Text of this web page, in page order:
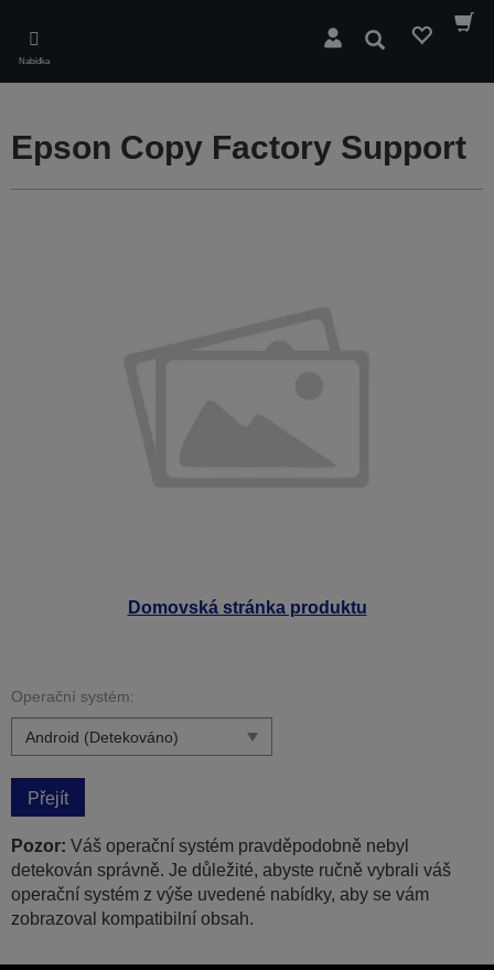
main
content
Nabídka
Hledat
Domovská stránka produktu
Epson Copy Factory Support
Operační systém:
Přejít
Pozor: Váš operační systém pravděpodobně nebyl
detekován správně. Je důležité, abyste ručně vybrali váš
operační systém z výše uvedené nabídky, aby se vám
zobrazoval kompatibilní obsah.